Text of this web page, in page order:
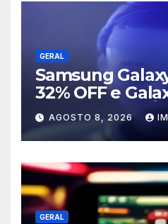
GERAL
Samsung
32% OFF e
Turbinar Seu
AGOSTO 8, 2026
GERAL